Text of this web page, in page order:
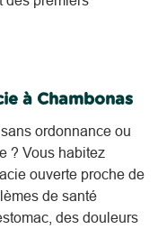
à Chambonas
ordonnance ou
? Vous habitez
ouverte proche de
de santé
des douleurs